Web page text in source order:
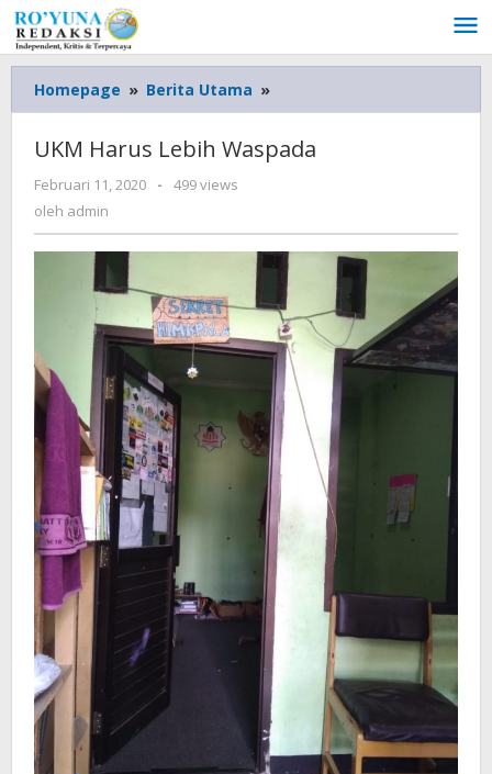
Lewati
ke
konten
Homepage » Berita Utama »
Harus
Lebih
Waspada
UKM Harus Lebih Waspada
Februari 11, 2020
oleh
-
499 views
oleh admin